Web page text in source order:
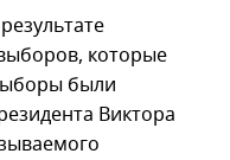
которые
были
Виктора